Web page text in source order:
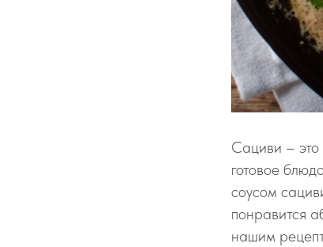
Сациви – это
готовое
соусом
понравится
нашим